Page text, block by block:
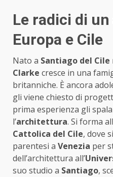
Le radici di
Europa e Cile
Nato a Santiago del Cile
Clarke cresce in una
britanniche. È ancora
gli viene chiesto di
prima esperienza gli
l’architettura. Si forma
Cattolica del Cile, dove
parentesi a Venezia per
dell’architettura all’
suo studio a Santiago,